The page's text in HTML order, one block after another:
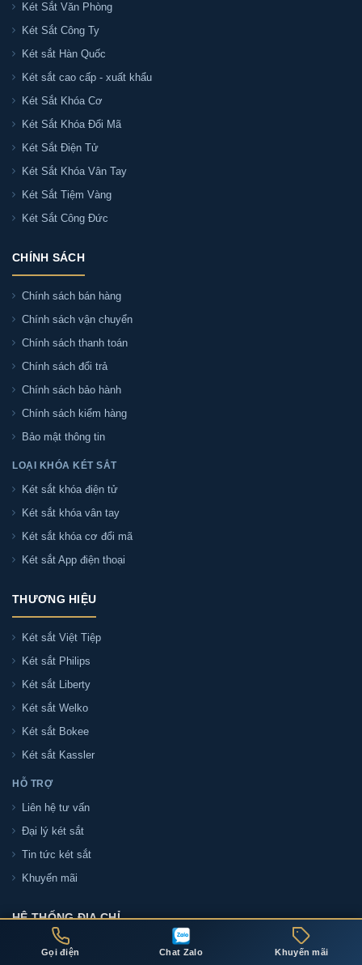
Gọi điện Chat Zalo Khuyến mãi
Két Sắt Văn Phòng
Két Sắt Công Ty
Két sắt Hàn Quốc
Két sắt cao cấp - xuất khẩu
Két Sắt Khóa Cơ
Két Sắt Khóa Đổi Mã
Két Sắt Điện Tử
Két Sắt Khóa Vân Tay
Két Sắt Tiệm Vàng
Két Sắt Công Đức
CHÍNH SÁCH
Chính sách bán hàng
Chính sách vận chuyển
Chính sách thanh toán
Chính sách đổi trả
Chính sách bảo hành
Chính sách kiểm hàng
Bảo mật thông tin
LOẠI KHÓA KÉT SẮT
Két sắt khóa điện tử
Két sắt khóa vân tay
Két sắt khóa cơ đổi mã
Két sắt App điện thoại
THƯƠNG HIỆU
Két sắt Việt Tiệp
Két sắt Philips
Két sắt Liberty
Két sắt Welko
Két sắt Bokee
Két sắt Kassler
HỖ TRỢ
Liên hệ tư vấn
Đại lý két sắt
Tin tức két sắt
Khuyến mãi
HỆ THỐNG ĐỊA CHỈ
ĐỊA CHỈ THÀNH PHỐ HỒ CHÍ MINH